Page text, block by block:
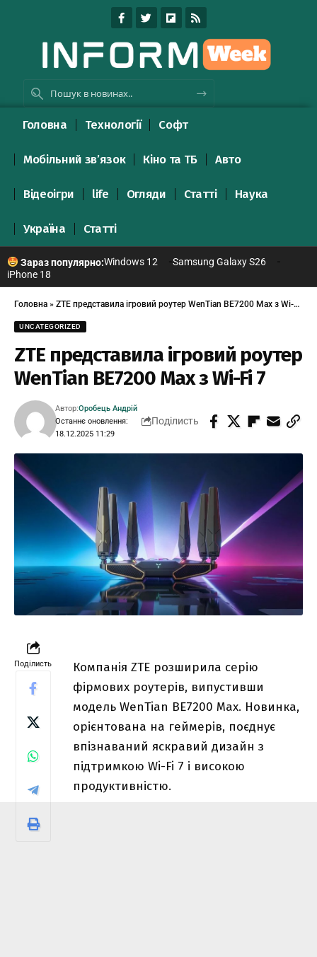
Головна Технології Софт
Мобільний зв’язок Кіно та ТБ Авто
Відеоігри life Огляди Статті Наука
Україна Статті
Зараз популярно:Windows 12
Samsung Galaxy S26
iPhone 18
Головна » ZTE представила ігровий роутер WenTian BE7200 Max з Wi-Fi 7
UNCATEGORIZED
ZTE представила ігровий роутер
WenTian BE7200 Max з Wi-Fi 7
Останнє оновлення:
18.12.2025 11:29
Автор:Оробець Андрій
Поділисть
Поділисть
Компанія ZTE розширила серію
фірмових роутерів, випустивши
модель WenTian BE7200 Max. Новинка,
орієнтована на геймерів, поєднує
впізнаваний яскравий дизайн з
підтримкою Wi-Fi 7 і високою
продуктивністю.